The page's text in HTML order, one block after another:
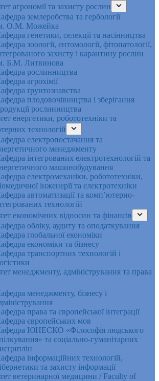
агрономії та захисту рослин
землеробства та гербології
О.М. Можейка
генетики, селекції та насінництва
зоології, ентомології, фітопатології,
захисту і карантину рослин
Б.М. Литвинова
рослинництва
агрохімії
ґрунтознавства
плодовочівництва і зберігання
рослинництва
енергетики, робототехніки та
технологій
електропостачання та
менеджменту
інтегрованих електротехнологій та
машинобудування
електромеханіки, робототехніки,
інженерії та електротехніки
автоматизації та комп’ютерно-
технологій
економічних відносин та фінансів
обліку, аудиту та оподаткування
глобальної економіки
економіки та бізнесу
транспортних технологій і
менеджменту, адміністрування та права
менеджменту, бізнесу і
права та європейської інтеграції
європейських мов
ЮНЕСКО «Філософія людського
та соціально-гуманітарних
інформаційних технологій,
та захисту інформації
ветеринарної медицини / Faculty of